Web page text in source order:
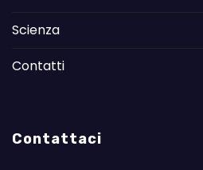
Scienza
Contatti
Contattaci